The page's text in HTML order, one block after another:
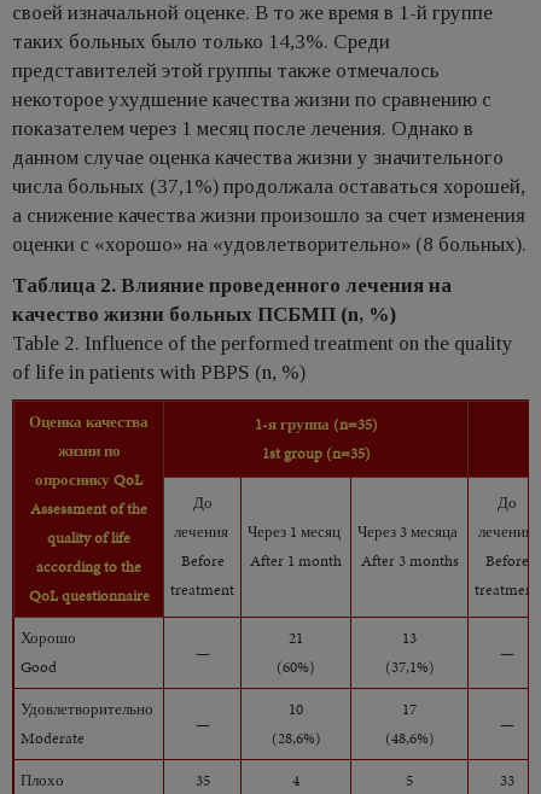
своей изначальной оценке. В то же время в 1-й группе
таких больных было только 14,3%. Среди
представителей этой группы также отмечалось
некоторое ухудшение качества жизни по сравнению с
показателем через 1 месяц после лечения. Однако в
данном случае оценка качества жизни у значительного
числа больных (37,1%) продолжала оставаться хорошей,
а снижение качества жизни произошло за счет изменения
оценки с «хорошо» на «удовлетворительно» (8 больных).
Таблица 2. Влияние проведенного лечения на
качество жизни больных ПСБМП (n, %)
Table 2. Influence of the performed treatment on the quality
of life in patients with PBPS (n, %)
Оценка качества
жизни по
опроснику QoL
Assessment of the
quality of life
according to the
QoL questionnaire
1-я группа (n=35)
1st group (n=35)
До
лечения
Before
treatment
Через 1 месяц
After 1 month
Через 3месяца
After 3 months
До
лечения
Before
treatment
Хорошо
Good
—
21
(60%)
13
(37,1%)
—
Удовлетворительно
Moderate
—
10
(28,6%)
17
(48,6%)
—
Плохо
35
4
5
33